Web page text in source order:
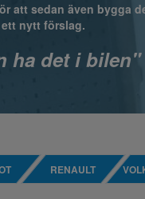
att sedan även bygga
nytt förslag.
ha det i bilen"
RENAULT